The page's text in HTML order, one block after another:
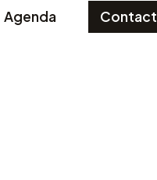
Agenda Contact